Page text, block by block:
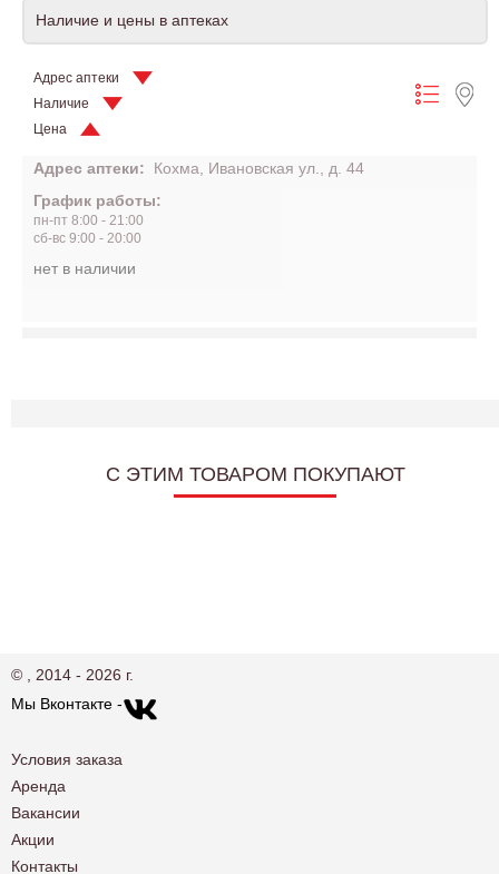
Наличие и цены в аптеках
Адрес аптеки
Наличие
Цена
Адрес аптеки:
Кохма, Ивановская ул., д. 44
График работы:
пн-пт 8:00 - 21:00
сб-вс 9:00 - 20:00
нет в наличии
C ЭТИМ ТОВАРОМ ПОКУПАЮТ
© , 2014 - 2026 г.
Мы Вконтакте -
Условия заказа
Аренда
Вакансии
Акции
Контакты